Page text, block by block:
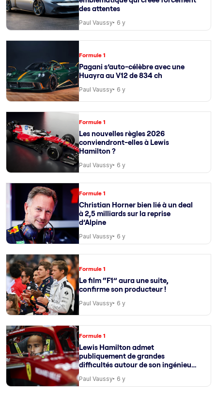
des attentes
Paul Vaussy 6 y
Formule 1
Pagani s’auto-célèbre avec une
Huayra au V12 de 834 ch
Paul Vaussy 6 y
Formule 1
Les nouvelles règles 2026
conviendront-elles à Lewis
Hamilton ?
Paul Vaussy 6 y
Formule 1
Christian Horner bien lié à un deal
à 2,5 milliards sur la reprise
d’Alpine
Paul Vaussy 6 y
Formule 1
Le film “F1” aura une suite,
confirme son producteur !
Paul Vaussy 6 y
Formule 1
Lewis Hamilton admet
publiquement de grandes
difficultés autour de son ingénieur
Paul Vaussy 6 y